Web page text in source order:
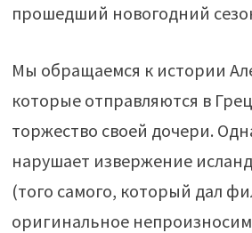
прошедший новогодний
Мы обращаемся к истории
которые отправляются в
торжество своей дочери.
нарушает извержение
(того самого, который дал
оригинальное